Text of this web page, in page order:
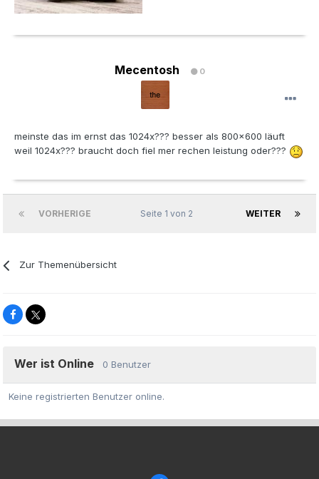
Mecentosh 0
meinste das im ernst das 1024x??? besser als 800x600 läuft
weil 1024x??? braucht doch fiel mer rechen leistung oder???
VORHERIGE WEITER
Seite 1 von 2
Zur Themenübersicht
Wer ist Online 0 Benutzer
Keine registrierten Benutzer online.